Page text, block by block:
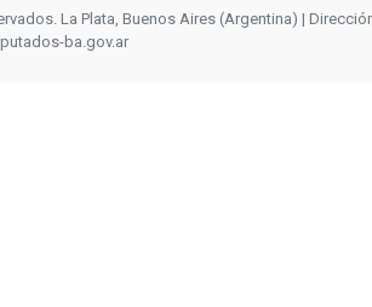
La Plata, Buenos Aires (Argentina) |
ba.gov.ar